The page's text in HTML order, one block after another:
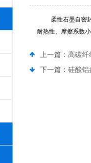
柔性石墨自密
耐热性、摩擦系数
上一篇： 高碳纤
下一篇： 硅酸铝